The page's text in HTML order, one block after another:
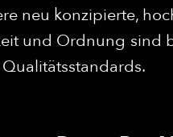
neu konzipierte,
und Ordnung sind